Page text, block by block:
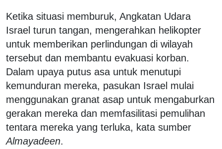
Ketika situasi memburuk, Angkatan Udara
Israel turun tangan, mengerahkan helikopter
untuk memberikan perlindungan di wilayah
tersebut dan membantu evakuasi korban.
Dalam upaya putus asa untuk menutupi
kemunduran mereka, pasukan Israel mulai
menggunakan granat asap untuk mengaburkan
gerakan mereka dan memfasilitasi pemulihan
tentara mereka yang terluka, kata sumber
Almayadeen.